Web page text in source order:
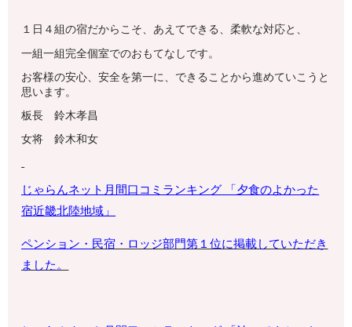
１日４組の宿だからこそ、あえてできる、柔軟な対応と、
一組一組完全個室でのおもてなしです。
お客様の安心、安全を第一に、できることから進めていこうと
思います。
板長 鈴木孝昌
女将 鈴木和女
じゃらんネット月間口コミランキング 「夕食のよかった
宿近畿北陸地域 」
ペンション・ 民宿・ロッジ部門第１位に掲載していただき
ました。